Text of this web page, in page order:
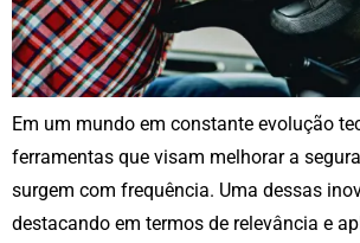
Em um mundo em constante evolução
ferramentas que visam melhorar a
surgem com frequência. Uma dessas
destacando em termos de relevância e